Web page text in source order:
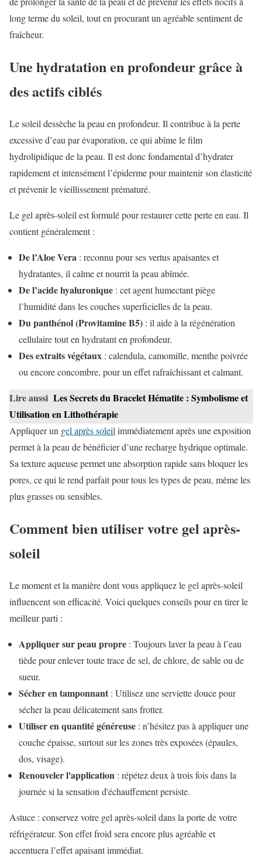
long terme du soleil, tout en procurant un agréable sentiment de
fraîcheur.
Une hydratation en profondeur grâce à
des actifs ciblés
Le soleil dessèche la peau en profondeur. Il contribue à la perte
excessive d’eau par évaporation, ce qui abîme le film
hydrolipidique de la peau. Il est donc fondamental d’hydrater
rapidement et intensément l’épiderme pour maintenir son élasticité
et prévenir le vieillissement prématuré.
Le gel après-soleil est formulé pour restaurer cette perte en eau. Il
contient généralement :
De l’Aloe Vera : reconnu pour ses vertus apaisantes et
hydratantes, il calme et nourrit la peau abîmée.
De l’acide hyaluronique : cet agent humectant piège
l’humidité dans les couches superficielles de la peau.
Du panthénol (Provitamine B5) : il aide à la régénération
cellulaire tout en hydratant en profondeur.
Des extraits végétaux : calendula, camomille, menthe poivrée
ou encore concombre, pour un effet rafraîchissant et calmant.
Lire aussi Les Secrets du Bracelet Hématite : Symbolisme et
Utilisation en Lithothérapie
Appliquer un gel après soleil immédiatement après une exposition
permet à la peau de bénéficier d’une recharge hydrique optimale.
Sa texture aqueuse permet une absorption rapide sans bloquer les
pores, ce qui le rend parfait pour tous les types de peau, même les
plus grasses ou sensibles.
Comment bien utiliser votre gel après-
soleil
Le moment et la manière dont vous appliquez le gel après-soleil
influencent son efficacité. Voici quelques conseils pour en tirer le
meilleur parti :
Appliquer sur peau propre : Toujours laver la peau à l’eau
tiède pour enlever toute trace de sel, de chlore, de sable ou de
sueur.
Sécher en tamponnant : Utilisez une serviette douce pour
sécher la peau délicatement sans frotter.
Utiliser en quantité généreuse : n’hésitez pas à appliquer une
couche épaisse, surtout sur les zones très exposées (épaules,
dos, visage).
Renouveler l'application : répétez deux à trois fois dans la
journée si la sensation d'échauffement persiste.
Astuce : conservez votre gel après-soleil dans la porte de votre
réfrigérateur. Son effet froid sera encore plus agréable et
accentuera l’effet apaisant immédiat.